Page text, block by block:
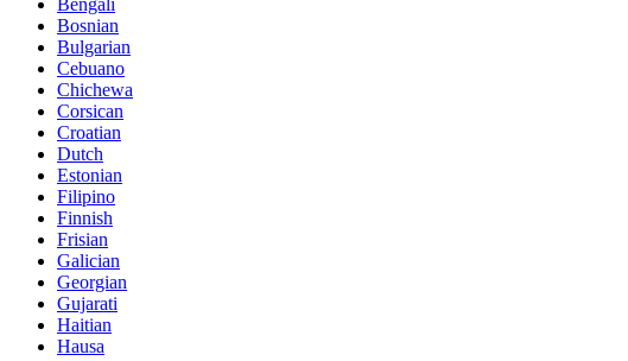
Bengali
Bosnian
Bulgarian
Cebuano
Chichewa
Corsican
Croatian
Dutch
Estonian
Filipino
Finnish
Frisian
Galician
Georgian
Gujarati
Haitian
Hausa